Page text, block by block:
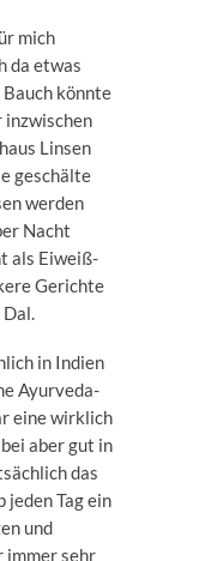
mich
da etwas
könnte
inzwischen
Linsen
geschälte
werden
Nacht
als Eiweiß-
Gerichte
Dal.
in Indien
Ayurveda-
eine wirklich
aber gut in
das
jeden Tag ein
und
immer sehr